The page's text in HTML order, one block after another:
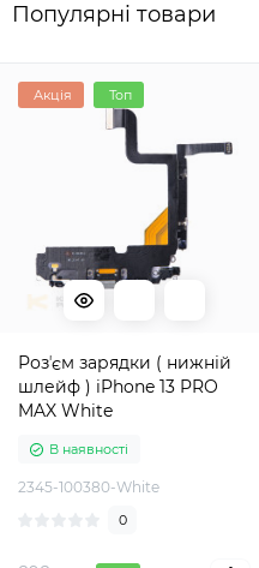
Популярні товари
Акція Топ
Розʼєм зарядки ( нижній
шлейф ) iPhone 13 PRO
MAX White
В наявності
2345-100380-White
0